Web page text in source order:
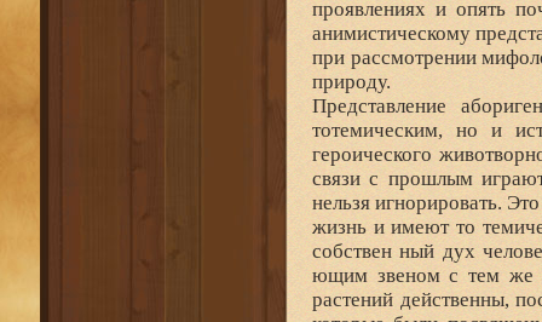
проявлениях и опять
анимистическому
при рассмотрении
природу.
Представление
тотемическим, но и
героического
связи с прошлым
нельзя игнорировать.
жизнь и имеют то
собствен ный дух
ющим звеном с тем же
растений действенны,